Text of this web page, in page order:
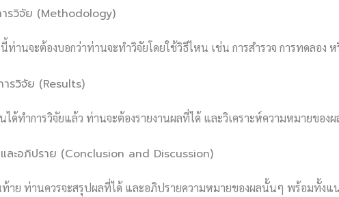
รวิจัย (Methodology)
ท่านจะต้องบอกว่าท่านจะทำวิจัยโดยใช้วิธีไหน เช่น การสำรวจ การทดลอง
รวิจัย (Results)
ได้ทำการวิจัยแล้ว ท่านจะต้องรายงานผลที่ได้ และวิเคราะห์ความหมายของ
ละอภิปราย (Conclusion and Discussion)
าย ท่านควรจะสรุปผลที่ได้ และอภิปรายความหมายของผลนั้นๆ พร้อมทั้งแ